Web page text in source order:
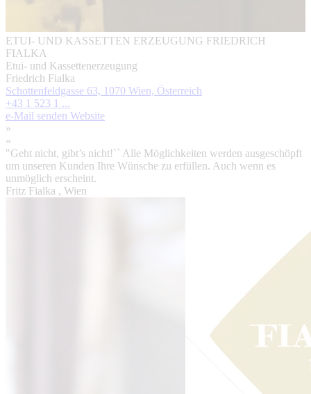
ETUI- UND KASSETTEN ERZEUGUNG FRIEDRICH
FIALKA
Etui- und Kassettenerzeugung
Friedrich Fialka
Schottenfeldgasse 63, 1070 Wien, Österreich
+43 1 523 1 ...
e-Mail senden Website
»
«
"Geht nicht, gibt’s nicht!`` Alle Möglichkeiten werden ausgeschöpft
um unseren Kunden Ihre Wünsche zu erfüllen. Auch wenn es
unmöglich erscheint.
Fritz Fialka , Wien